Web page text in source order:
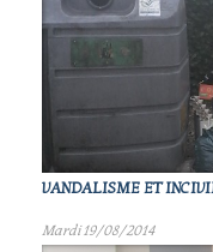
VANDALISME ET
Mardi 19/08/2014